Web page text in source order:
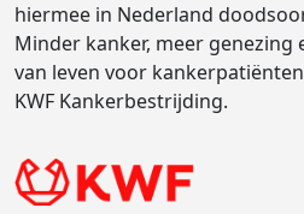
hiermee in Nederland
Minder kanker, meer genezing
van leven voor
KWF Kankerbestrijding.